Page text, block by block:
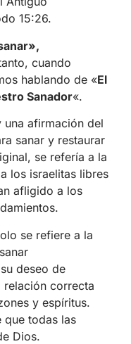
15:26.
cuando
hablando de «El
Sanador«.
una afirmación del
sanar y restaurar
se refería a la
los israelitas libres
afligido a los
se refiere a la
deseo de
relación correcta
y espíritus.
que todas las
Dios.